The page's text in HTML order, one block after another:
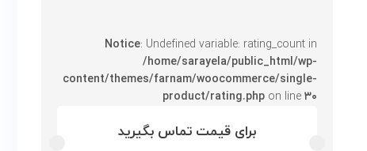
Notice: Undefined variable: rating_count in
/home/sarayela/public_html/wp-
content/themes/farnam/woocommerce/single-
product/rating.php on line۳۰
برای قیمت تماس بگیرید